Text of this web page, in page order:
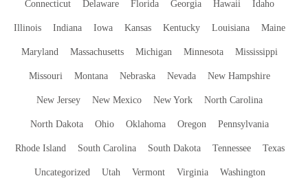
Connecticut Delaware Florida Georgia Hawaii Idaho
Illinois Indiana Iowa Kansas Kentucky Louisiana Maine
Maryland Massachusetts Michigan Minnesota Mississippi
Missouri Montana Nebraska Nevada New Hampshire
New Jersey New Mexico New York North Carolina
North Dakota Ohio Oklahoma Oregon Pennsylvania
Rhode Island South Carolina South Dakota Tennessee Texas
Uncategorized Utah Vermont Virginia Washington